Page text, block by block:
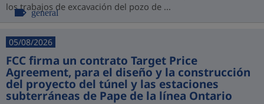
los trabajos de excavación del pozo de ...
general
05/08/2026
FCC firma un contrato Target Price
Agreement, para el diseño y la construcción
del proyecto del túnel y las estaciones
subterráneas de Pape de la línea Ontario